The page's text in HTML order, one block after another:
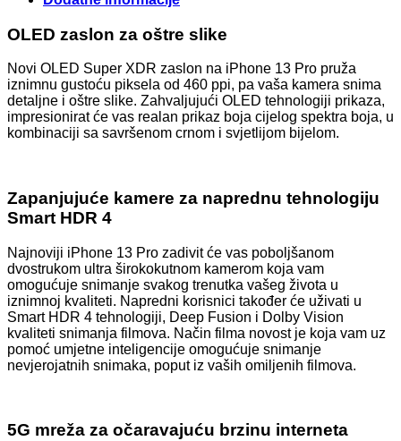
OLED zaslon za oštre slike
Novi OLED Super XDR zaslon na iPhone 13 Pro pruža
iznimnu gustoću piksela od 460 ppi, pa vaša kamera snima
detaljne i oštre slike. Zahvaljujući OLED tehnologiji prikaza,
impresionirat će vas realan prikaz boja cijelog spektra boja, u
kombinaciji sa savršenom crnom i svjetlijom bijelom.
Zapanjujuće kamere za naprednu tehnologiju
Smart HDR 4
Najnoviji iPhone 13 Pro zadivit će vas poboljšanom
dvostrukom ultra širokokutnom kamerom koja vam
omogućuje snimanje svakog trenutka vašeg života u
iznimnoj kvaliteti. Napredni korisnici također će uživati ​​u
Smart HDR 4 tehnologiji, Deep Fusion i Dolby Vision
kvaliteti snimanja filmova. Način filma novost je koja vam uz
pomoć umjetne inteligencije omogućuje snimanje
nevjerojatnih snimaka, poput iz vaših omiljenih filmova.
5G mreža za očaravajuću brzinu interneta